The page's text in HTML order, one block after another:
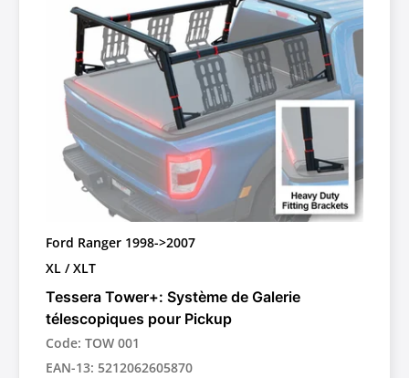
Ford Ranger 1998->2007
XL / XLT
Tessera Tower+: Système de Galerie
télescopiques pour Pickup
Code: TOW 001
EAN-13: 5212062605870